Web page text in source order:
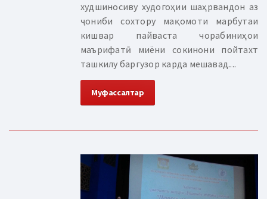
худшиносиву худогоҳии шаҳрвандон аз
ҷониби сохтору мақомоти марбутаи
кишвар пайваста чорабиниҳои
маърифатӣ миёни сокинони пойтахт
ташкилу баргузор карда мешавад....
Муфассалтар